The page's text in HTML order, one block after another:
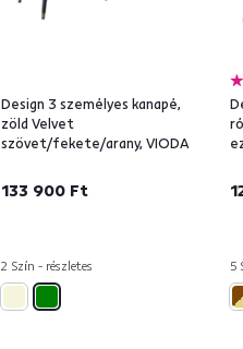
Design 3 személyes kanapé,
zöld Velvet
szövet/fekete/arany, VIODA
133 900 Ft
2 Szín - részletes 5